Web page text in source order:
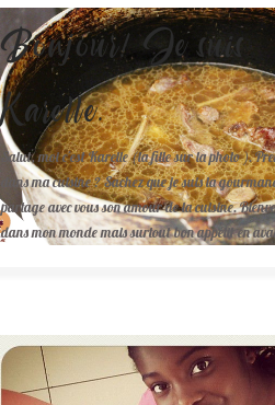
Bonjour! Je suis
Karelle.
Salut, moi c'est Karelle (la fille sur la photo ).
dans ma cuisine ? Sachez que je suis la
partage avec vous son amour de la cuisine.
dans mon monde mais surtout bon appétit en